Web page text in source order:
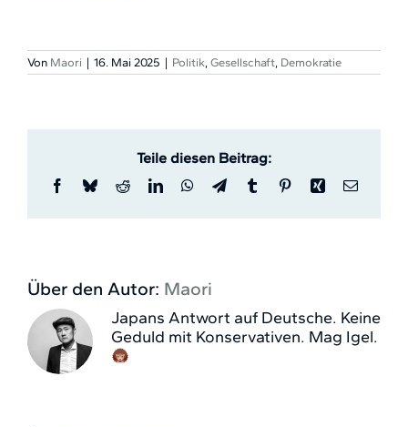
Von Maori | 16. Mai 2025 | Politik Gesellschaft Demokratie
Teile diesen Beitrag:
Facebook
BlueskyRedditLinkedInWhatsApp
TelegramTumblr PinterestXing E-
Über den Autor: Maori
Japans Antwort auf Deutsche. Keine
Geduld mit Konservativen. Mag Igel.